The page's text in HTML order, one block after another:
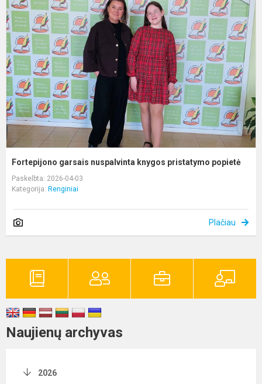
Fortepijono garsais nuspalvinta knygos pristatymo popietė
Paskelbta: 2026-04-03
Kategorija: Renginiai
Plačiau
Naujienų archyvas
2026